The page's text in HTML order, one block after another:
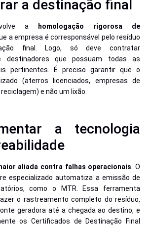
a destinação final
a
homologação rigorosa de
a empresa é corresponsável pelo resíduo
final. Logo, só deve contratar
destinadores que possuam todas as
pertinentes. É preciso garantir que o
(aterros licenciados, empresas de
e não um lixão.
a tecnologia
aliada contra falhas operacionais . O
especializado automatiza a emissão de
como o MTR. Essa ferramenta
o rastreamento completo do resíduo,
geradora até a chegada ao destino, e
os Certificados de Destinação Final